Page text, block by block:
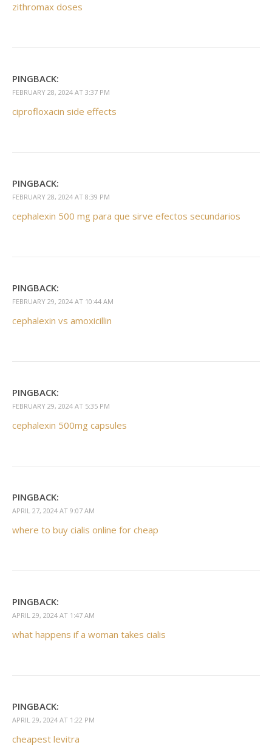
zithromax doses
PINGBACK:
FEBRUARY 28, 2024 AT 3:37 PM
ciprofloxacin side effects
PINGBACK:
FEBRUARY 28, 2024 AT 8:39 PM
cephalexin 500 mg para que sirve efectos secundarios
PINGBACK:
FEBRUARY 29, 2024 AT 10:44 AM
cephalexin vs amoxicillin
PINGBACK:
FEBRUARY 29, 2024 AT 5:35 PM
cephalexin 500mg capsules
PINGBACK:
APRIL 27, 2024 AT 9:07 AM
where to buy cialis online for cheap
PINGBACK:
APRIL 29, 2024 AT 1:47 AM
what happens if a woman takes cialis
PINGBACK:
APRIL 29, 2024 AT 1:22 PM
cheapest levitra